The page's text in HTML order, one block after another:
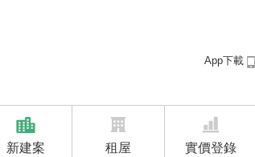
App下載
新建案 租屋 實價登錄